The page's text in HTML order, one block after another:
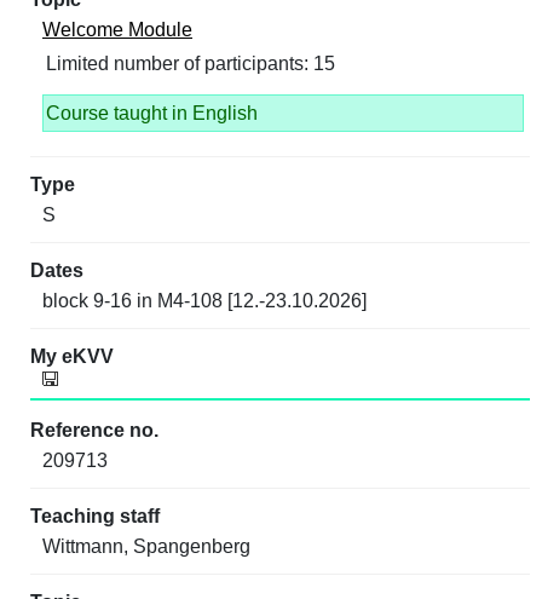
Welcome Module
Limited number of participants: 15
Course taught in English
S
block 9-16 in M4-108 [12.-23.10.2026]
209713
Wittmann, Spangenberg